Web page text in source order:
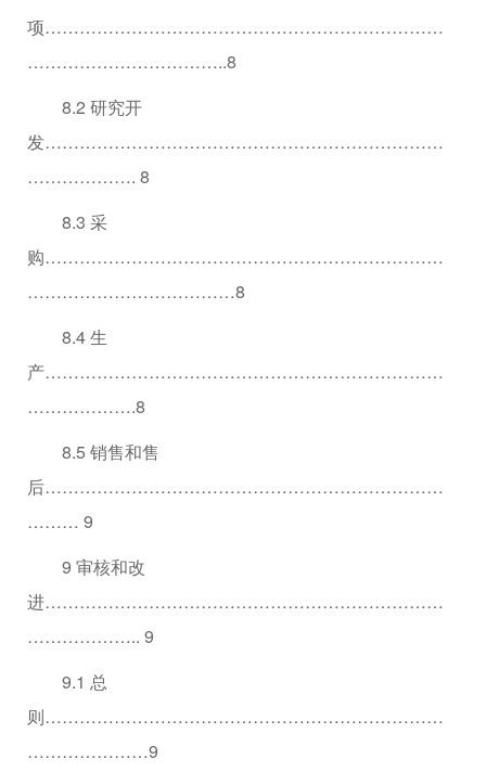
项……………………………………………………………
……………………………..8
8.2 研究开
发……………………………………………………………
………………. 8
8.3 采
购……………………………………………………………
………………………………8
8.4 生
产……………………………………………………………
……………….8
8.5 销售和售
后……………………………………………………………
……… 9
9 审核和改
进……………………………………………………………
……………….. 9
9.1 总
则……………………………………………………………
…………………9